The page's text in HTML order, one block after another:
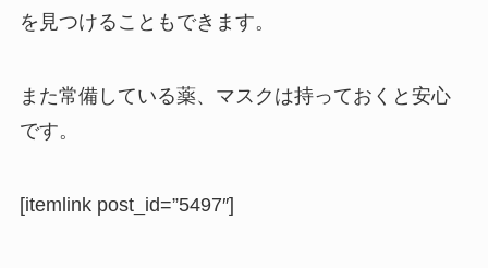
を見つけることもできます。
また常備している薬、マスクは持っておくと安心
です。
[itemlink post_id=”5497″]